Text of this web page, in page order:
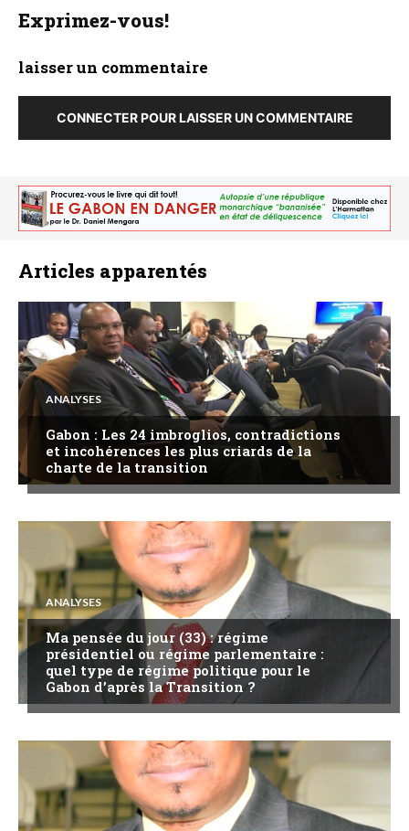
Exprimez-vous!
laisser un commentaire
CONNECTER POUR LAISSER UN COMMENTAIRE
Articles apparentés
ANALYSES
Gabon : Les 24 imbroglios, contradictions
et incohérences les plus criards de la
charte de la transition
ANALYSES
Ma pensée du jour (33) : régime
présidentiel ou régime parlementaire :
quel type de régime politique pour le
Gabon d’après la Transition ?